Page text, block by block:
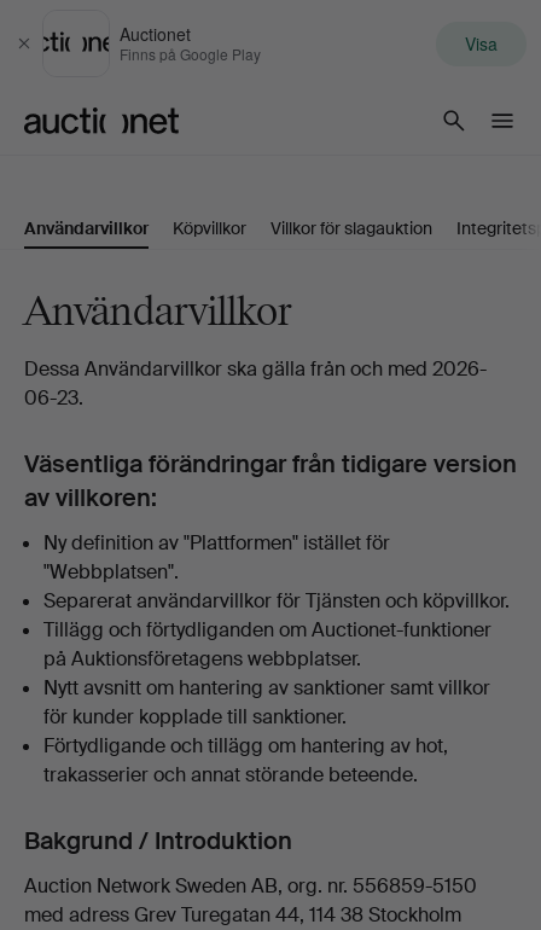
Stäng
Auctionet
Finns på Google Play Visa
Användarvillkor Köpvillkor Villkor för slagauktion
Användarvillkor
Dessa Användarvillkor ska gälla från och med 2026-
06-23.
Väsentliga förändringar från tidigare version
av villkoren:
Ny definition av "Plattformen" istället för
"Webbplatsen".
Separerat användarvillkor för Tjänsten och köpvillkor.
Tillägg och förtydliganden om Auctionet-funktioner
på Auktionsföretagens webbplatser.
Nytt avsnitt om hantering av sanktioner samt villkor
för kunder kopplade till sanktioner.
Förtydligande och tillägg om hantering av hot,
trakasserier och annat störande beteende.
Bakgrund / Introduktion
Auction Network Sweden AB, org. nr. 556859-5150
med adress Grev Turegatan 44, 114 38 Stockholm